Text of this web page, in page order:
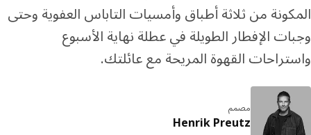
من ثلاثة أطباق وأمسيات التاباس العفوية وحتى
الإفطار الطويلة في عطلة نهاية الأسبوع
القهوة المريحة مع عائلتك.
مصمم
Henrik Preutz